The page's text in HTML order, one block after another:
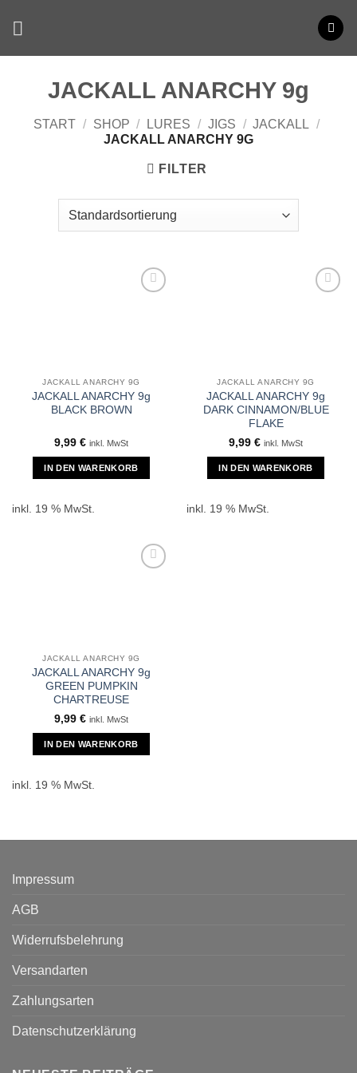
JACKALL ANARCHY 9g
START / SHOP / LURES / JIGS / JACKALL /
JACKALL ANARCHY 9G
FILTER
JACKALL ANARCHY 9G
JACKALL ANARCHY 9g
BLACK BROWN
9,99 € inkl. MwSt
IN DEN WARENKORB
inkl. 19 % MwSt.
JACKALL ANARCHY 9G
JACKALL ANARCHY 9g
DARK CINNAMON/BLUE
FLAKE
9,99 € inkl. MwSt
IN DEN WARENKORB
inkl. 19 % MwSt.
JACKALL ANARCHY 9G
JACKALL ANARCHY 9g
GREEN PUMPKIN
CHARTREUSE
9,99 € inkl. MwSt
IN DEN WARENKORB
inkl. 19 % MwSt.
Impressum
AGB
Widerrufsbelehrung
Versandarten
Zahlungsarten
Datenschutzerklärung